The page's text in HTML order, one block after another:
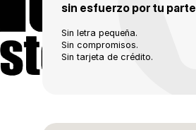
sin esfuerzo por tu
Sin letra pequeña.
Sin compromisos.
Sin tarjeta de crédito.